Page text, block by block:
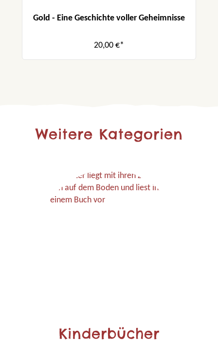
Gold - Eine Geschichte voller Geheimnisse
20,00 €*
Weitere Kategorien
Kinderbücher